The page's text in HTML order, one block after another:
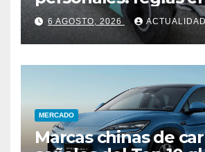
Colombia
6 AGOSTO, 2026
MERCADO
Marcas chinas de